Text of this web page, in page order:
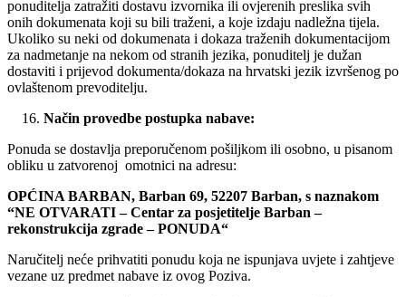
ponuditelja zatražiti dostavu izvornika ili ovjerenih preslika svih
onih dokumenata koji su bili traženi, a koje izdaju nadležna tijela.
Ukoliko su neki od dokumenata i dokaza traženih dokumentacijom
za nadmetanje na nekom od stranih jezika, ponuditelj je dužan
dostaviti i prijevod dokumenta/dokaza na hrvatski jezik izvršenog po
ovlaštenom prevoditelju.
Način provedbe postupka nabave:
Ponuda se dostavlja preporučenom pošiljkom ili osobno, u pisanom
obliku u zatvorenoj omotnici na adresu:
OPĆINA BARBAN, Barban 69, 52207 Barban, s naznakom
“NE OTVARATI – Centar za posjetitelje Barban –
rekonstrukcija zgrade – PONUDA“
Naručitelj neće prihvatiti ponudu koja ne ispunjava uvjete i zahtjeve
vezane uz predmet nabave iz ovog Poziva.